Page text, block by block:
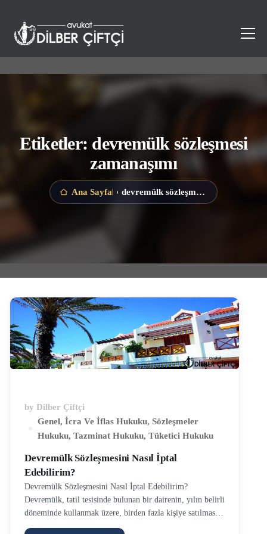
Etiketler: devremülk sözleşmesi
zamanaşımı
Ana Sayfa › devremülk sözleşmesi zamanaşımı
by Dilber Çiftçi
Genel, İcra Ve İflas Hukuku, Sözleşmeler
Hukuku, Tazminat Hukuku, Tüketici Hukuku
Devremülk Sözleşmesini Nasıl İptal
Edebilirim?
Devremülk Sözleşmesini Nasıl İptal Edebilirim?
Devremülk, tatil tesisinde bulunan bir dairenin, yılın belirli
döneminde kullanmak üzere, birden fazla kişiye satılması